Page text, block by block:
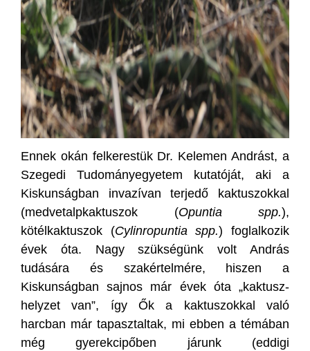
Ennek okán felkerestük Dr. Kelemen Andrást, a
Szegedi Tudományegyetem kutatóját, aki a
Kiskunságban invazívan terjedő kaktuszokkal
(medvetalpkaktuszok (Opuntia spp.),
kötélkaktuszok (Cylinropuntia spp.) foglalkozik
évek óta. Nagy szükségünk volt András
tudására és szakértelmére, hiszen a
Kiskunságban sajnos már évek óta „kaktusz-
helyzet van”, így Ők a kaktuszokkal való
harcban már tapasztaltak, mi ebben a témában
még gyerekcipőben járunk (eddigi